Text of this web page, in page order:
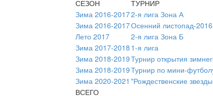
СЕЗОН
ТУРНИР
Зима 2016-20172-я лига Зона А
Зима 2016-2017Осенний листопад-2016
Лето 2017
2-я лига Зона Б
Зима 2017-2018 1-я лига
Зима 2018-2019Турнир открытия
Зима 2018-2019Турнир по мини-
Зима 2020-2021 "Рождественские
ВСЕГО